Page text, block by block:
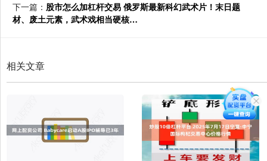
下一篇： 股市怎么加杠杆交易 俄罗斯最新科幻武术片！末日题
材、废土元素，武术戏相当硬核…
相关文章